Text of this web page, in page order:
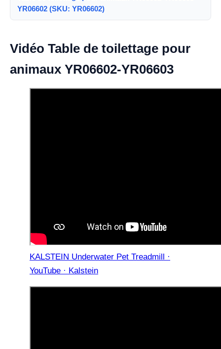
YR06602 (SKU: YR06602)
Vidéo Table de toilettage pour
animaux YR06602-YR06603
KALSTEIN Underwater Pet Treadmill ·
YouTube · Kalstein